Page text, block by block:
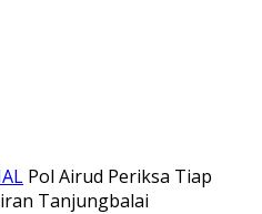
Pol Airud Periksa Tiap
Tanjungbalai